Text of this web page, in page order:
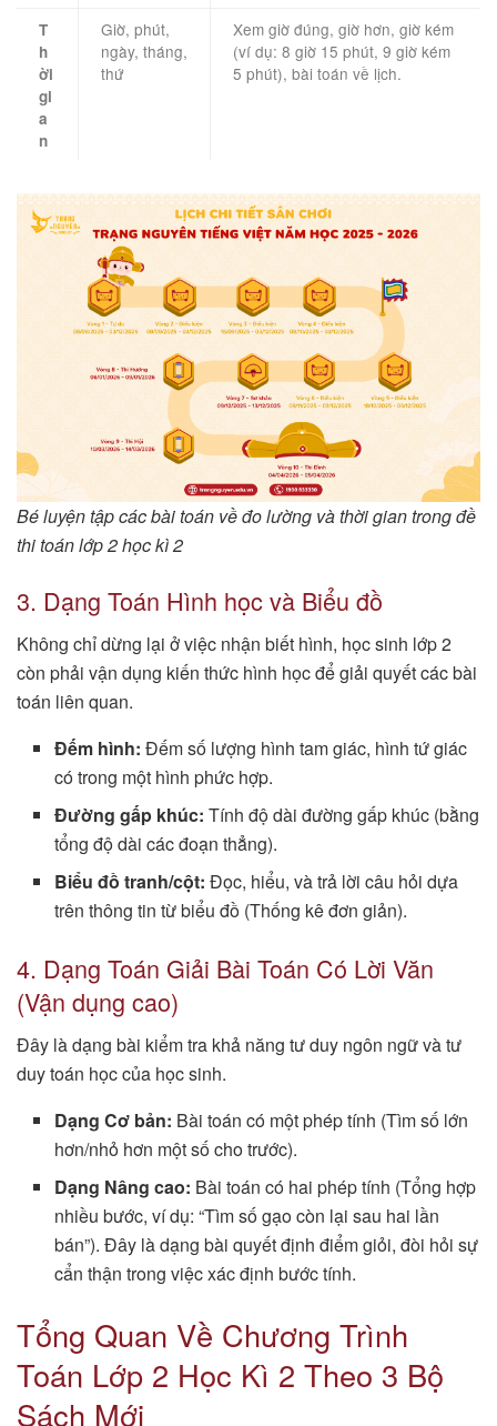
T
h
ời
gi
a
n
Giờ, phút,
ngày, tháng,
thứ
Xem giờ đúng, giờ hơn, giờ kém
(ví dụ: 8 giờ 15 phút, 9 giờ kém
5 phút), bài toán về lịch.
Bé luyện tập các bài toán về đo lường và thời gian trong đề
thi toán lớp 2 học kì 2
3. Dạng Toán Hình học và Biểu đồ
Không chỉ dừng lại ở việc nhận biết hình, học sinh lớp 2
còn phải vận dụng kiến thức hình học để giải quyết các bài
toán liên quan.
Đếm hình: Đếm số lượng hình tam giác, hình tứ giác
có trong một hình phức hợp.
Đường gấp khúc: Tính độ dài đường gấp khúc (bằng
tổng độ dài các đoạn thẳng).
Biểu đồ tranh/cột: Đọc, hiểu, và trả lời câu hỏi dựa
trên thông tin từ biểu đồ (Thống kê đơn giản).
4. Dạng Toán Giải Bài Toán Có Lời Văn
(Vận dụng cao)
Đây là dạng bài kiểm tra khả năng tư duy ngôn ngữ và tư
duy toán học của học sinh.
Dạng Cơ bản: Bài toán có một phép tính (Tìm số lớn
hơn/nhỏ hơn một số cho trước).
Dạng Nâng cao: Bài toán có hai phép tính (Tổng hợp
nhiều bước, ví dụ: “Tìm số gạo còn lại sau hai lần
bán”). Đây là dạng bài quyết định điểm giỏi, đòi hỏi sự
cẩn thận trong việc xác định bước tính.
Tổng Quan Về Chương Trình
Toán Lớp 2 Học Kì 2 Theo 3 Bộ
Sách Mới